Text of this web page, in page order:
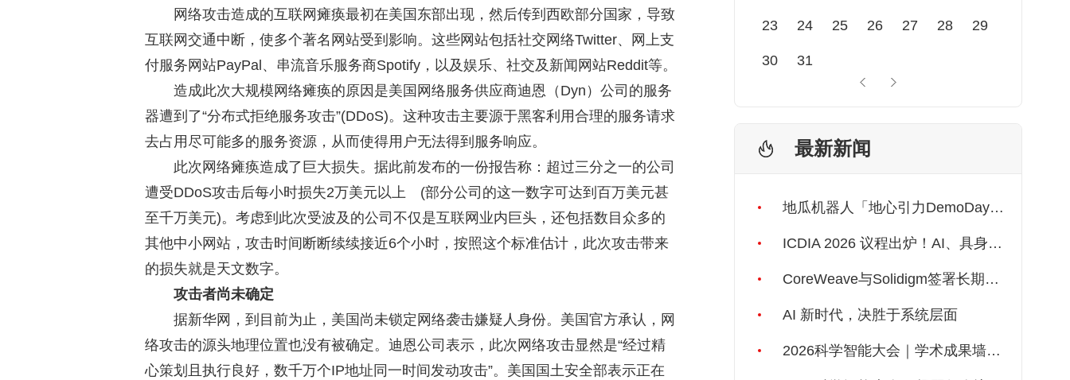
网络攻击造成的互联网瘫痪最初在美国东部出现，然后传到西欧部分国家，导致
互联网交通中断，使多个著名网站受到影响。这些网站包括社交网络Twitter、网上支
付服务网站PayPal、串流音乐服务商Spotify，以及娱乐、社交及新闻网站Reddit等。
造成此次大规模网络瘫痪的原因是美国网络服务供应商迪恩（Dyn）公司的服务
器遭到了“分布式拒绝服务攻击”(DDoS)。这种攻击主要源于黑客利用合理的服务请求
去占用尽可能多的服务资源，从而使得用户无法得到服务响应。
此次网络瘫痪造成了巨大损失。据此前发布的一份报告称：超过三分之一的公司
遭受DDoS攻击后每小时损失2万美元以上 (部分公司的这一数字可达到百万美元甚
至千万美元)。考虑到此次受波及的公司不仅是互联网业内巨头，还包括数目众多的
其他中小网站，攻击时间断断续续接近6个小时，按照这个标准估计，此次攻击带来
的损失就是天文数字。
攻击者尚未确定
据新华网，到目前为止，美国尚未锁定网络袭击嫌疑人身份。美国官方承认，网
络攻击的源头地理位置也没有被确定。迪恩公司表示，此次网络攻击显然是“经过精
心策划且执行良好，数千万个IP地址同一时间发动攻击”。美国国土安全部表示正在
23 24 25 26 27 28 29
30 31
最新新闻
地瓜机器人「地心引力DemoDay」收官，欧拉万象、巡领科技、眺月科技斩获前三
ICDIA 2026 议程出炉！AI、具身智能、3D IC一应俱全！
CoreWeave与Solidigm签署长期供应协议，强化一体化人工智能云平台
AI 新时代，决胜于系统层面
2026科学智能大会｜学术成果墙报开放征集